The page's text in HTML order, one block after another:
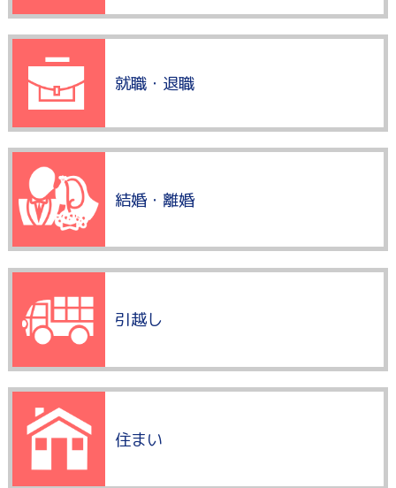
就職・退職
結婚・離婚
引越し
住まい